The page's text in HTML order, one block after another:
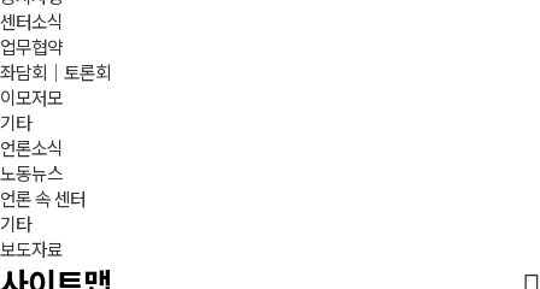
센터소식
업무협약
좌담회｜토론회
이모저모
기타
언론소식
노동뉴스
언론 속 센터
기타
보도자료